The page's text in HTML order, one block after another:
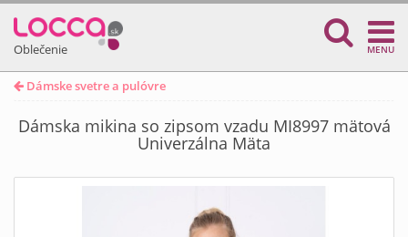
Oblečenie MENU
Dámske svetre a pulóvre
Dámska mikina so zipsom vzadu MI8997 mätová
Univerzálna Mäta